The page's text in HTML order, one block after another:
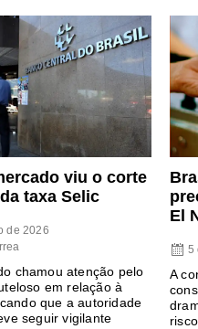
viu o corte
taxa Selic
de 2026
chamou atenção pelo
em relação à
que a autoridade
seguir vigilante
El
5
A